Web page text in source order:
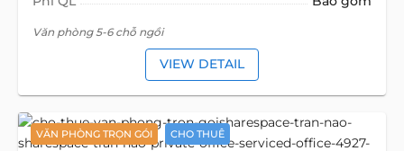
Văn phòng 5-6 chỗ ngồi
VIEW DETAIL
VĂN PHÒNG TRỌN GÓI CHO THUÊ